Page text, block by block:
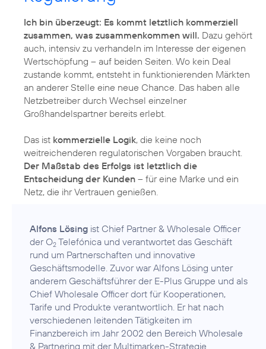
Ich bin überzeugt: Es kommt letztlich kommerziell
zusammen, was zusammenkommen will. Dazu gehört
auch, intensiv zu verhandeln im Interesse der eigenen
Wertschöpfung – auf beiden Seiten. Wo kein Deal
zustande kommt, entsteht in funktionierenden Märkten
an anderer Stelle eine neue Chance. Das haben alle
Netzbetreiber durch Wechsel einzelner
Großhandelspartner bereits erlebt.
Das ist kommerzielle Logik, die keine noch
weitreichenderen regulatorischen Vorgaben braucht.
Der Maßstab des Erfolgs ist letztlich die
Entscheidung der Kunden – für eine Marke und ein
Netz, die ihr Vertrauen genießen.
Alfons Lösing ist Chief Partner & Wholesale Officer
der O2 Telefónica und verantwortet das Geschäft
rund um Partnerschaften und innovative
Geschäftsmodelle. Zuvor war Alfons Lösing unter
anderem Geschäftsführer der E-Plus Gruppe und als
Chief Wholesale Officer dort für Kooperationen,
Tarife und Produkte verantwortlich. Er hat nach
verschiedenen leitenden Tätigkeiten im
Finanzbereich im Jahr 2002 den Bereich Wholesale
& Partnering mit der Multimarken-Strategie